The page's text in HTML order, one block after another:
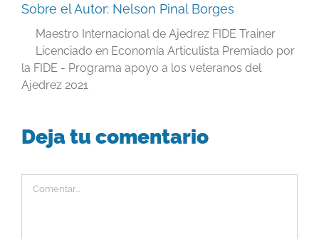
Sobre el Autor: Nelson Pinal Borges
Maestro Internacional de Ajedrez FIDE Trainer
Licenciado en Economía Articulista Premiado por
la FIDE - Programa apoyo a los veteranos del
Ajedrez 2021
Deja tu comentario